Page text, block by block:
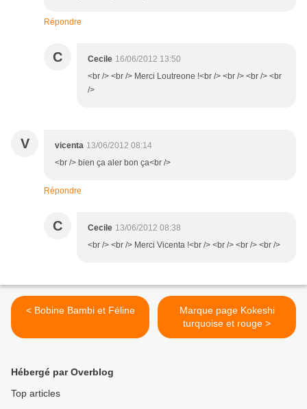
Répondre
C Cecile 16/06/2012 13:50
<br /> <br /> Merci Loutreone !<br /> <br /> <br /> <br
/>
V vicenta 13/06/2012 08:14
<br /> bien ça aler bon ça<br />
Répondre
C Cecile 13/06/2012 08:38
<br /> <br /> Merci Vicenta !<br /> <br /> <br /> <br />
< Bobine Bambi et Féline
Marque page Kokeshi
turquoise et rouge >
Hébergé par Overblog
Top articles